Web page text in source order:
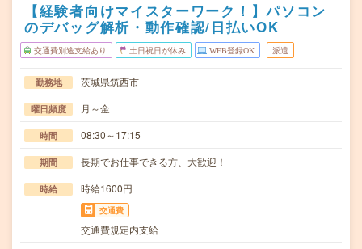
【経験者向けマイスターワーク！】パソコン
のデバッグ解析・動作確認/日払いOK
交通費別途支給あり 土日祝日が休み WEB登録OK 派遣
勤務地 茨城県筑西市
曜日頻度 月～金
時間 08:30～17:15
期間 長期でお仕事できる方、大歓迎！
時給 時給1600円
交通費
交通費規定内支給